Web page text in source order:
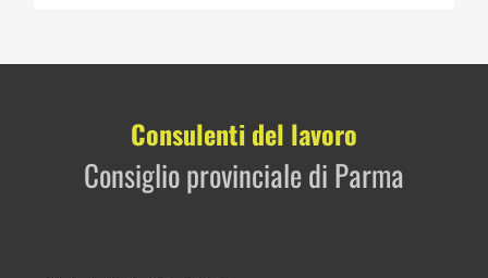
Consulenti del lavoro
Consiglio provinciale di Parma